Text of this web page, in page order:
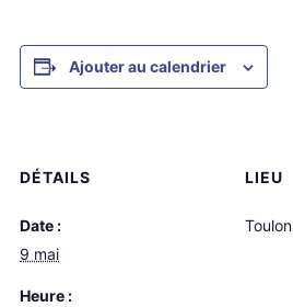
Ajouter au calendrier
DÉTAILS
Date :
9 mai
Heure :
LIEU
Toulon